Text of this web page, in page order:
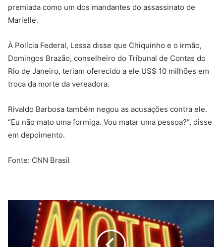
premiada como um dos mandantes do assassinato de
Marielle.
À Polícia Federal, Lessa disse que Chiquinho e o irmão,
Domingos Brazão, conselheiro do Tribunal de Contas do
Rio de Janeiro, teriam oferecido a ele US$ 10 milhões em
troca da morte da vereadora.
Rivaldo Barbosa também negou as acusações contra ele.
“Eu não mato uma formiga. Vou matar uma pessoa?”, disse
em depoimento.
Fonte: CNN Brasil